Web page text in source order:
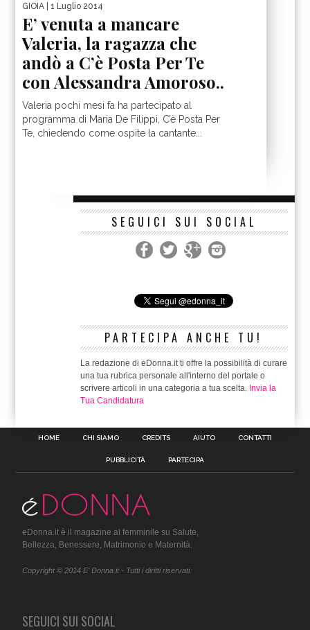
GIOIA | 1 Luglio 2014
E’ venuta a mancare
Valeria, la ragazza che
andò a C’è Posta Per Te
con Alessandra Amoroso..
Valeria pochi mesi fa ha partecipato al
programma di Maria De Filippi, C’è Posta Per
Te, chiedendo come ospite la cantante...
SEGUICI SUI SOCIAL
PARTECIPA ANCHE TU!
La redazione di eDonna.it ti offre la possibilità di curare
una tua rubrica personale all'interno del portale o
scrivere articoli in una categoria a tua scelta. Invia la
Tua Candidatura
HOME CHI SIAMO CREDITS AIUTO CONTATTI
PUBBLICITÀ PARTECIPA
eDonna.it è il magazine al femminile su Salute,
Bellezza, Benessere, Matrimonio e Maternità.
Copyright © 2014 E' Donna.it - Tutti i diritti riservati.
SEGUICI SUI SOCIAL